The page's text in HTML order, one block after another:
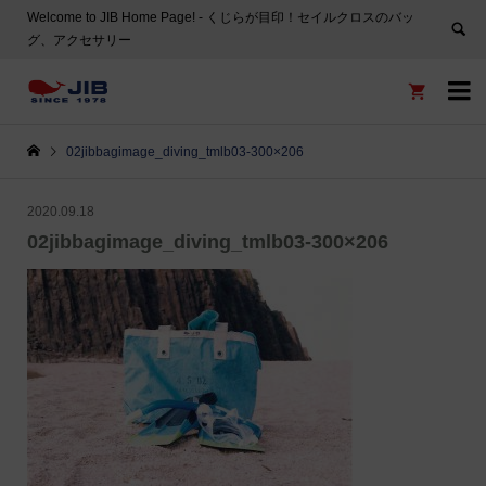
Welcome to JIB Home Page! ‐ くじらが目印！セイルクロスのバッ
グ、アクセサリー


02jibbagimage_diving_tmlb03-300×206
2020.09.18
02jibbagimage_diving_tmlb03-300×206